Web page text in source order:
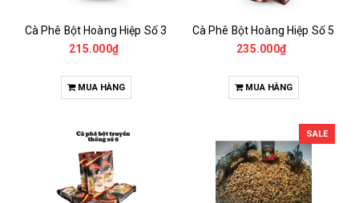
Cà Phê Bột Hoàng Hiệp Số 3
215.000₫
MUA HÀNG
Cà Phê Bột Hoàng Hiệp Số 5
235.000₫
MUA HÀNG
SALE